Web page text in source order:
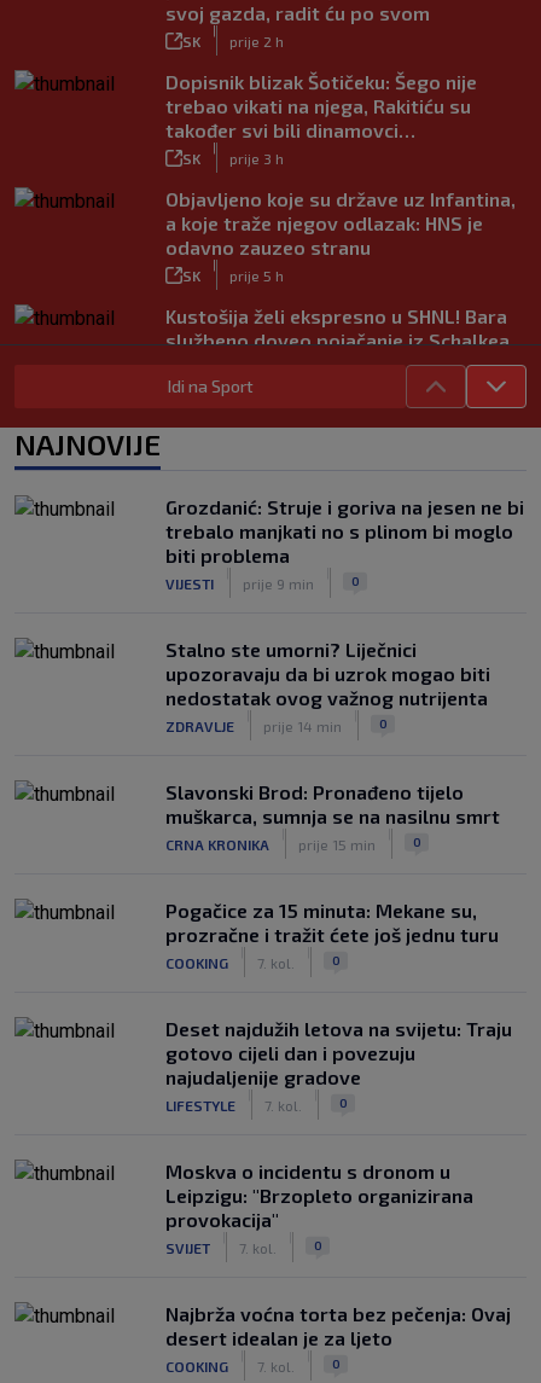
svoj gazda, radit ću po svom
SK prije 2 h
Dopisnik blizak Šotičeku: Šego nije
trebao vikati na njega, Rakitiću su
također svi bili dinamovci…
SK prije 3 h
Objavljeno koje su države uz Infantina,
a koje traže njegov odlazak: HNS je
odavno zauzeo stranu
SK prije 5 h
Kustošija želi ekspresno u SHNL! Bara
službeno doveo pojačanje iz Schalkea
Tomiyasu se vraća u Premier ligu,
postat će suigrač bivšeg Vatrenog
Veliko priznanje za hrvatskog
stručnjaka: Jurica Žuža novi je pomoćni
trener Barcelone
SK prije 2 h
Idi na Sport
NAJNOVIJE
Grozdanić: Struje i goriva na jesen ne bi
trebalo manjkati no s plinom bi moglo
biti problema
VIJESTI prije 9 min 0
Stalno ste umorni? Liječnici
upozoravaju da bi uzrok mogao biti
nedostatak ovog važnog nutrijenta
ZDRAVLJE prije 14 min 0
Slavonski Brod: Pronađeno tijelo
muškarca, sumnja se na nasilnu smrt
CRNA KRONIKA prije 15 min 0
Pogačice za 15 minuta: Mekane su,
prozračne i tražit ćete još jednu turu
COOKING 7. kol. 0
Deset najdužih letova na svijetu: Traju
gotovo cijeli dan i povezuju
najudaljenije gradove
LIFESTYLE 7. kol. 0
Moskva o incidentu s dronom u
Leipzigu: "Brzopleto organizirana
provokacija"
SVIJET 7. kol. 0
Najbrža voćna torta bez pečenja: Ovaj
desert idealan je za ljeto
COOKING 7. kol. 0